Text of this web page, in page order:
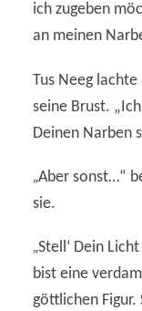
ich zugeben
an meinen
Tus Neeg
seine Brust.
Deinen Narben
„Aber sonst…“
sie.
„Stell‘ Dein
bist eine
göttlichen Figur.